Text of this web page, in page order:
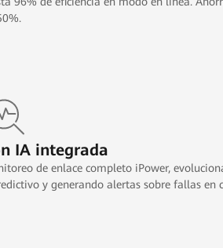
IA integrada
de enlace completo iPower,
y generando alertas sobre fallas en